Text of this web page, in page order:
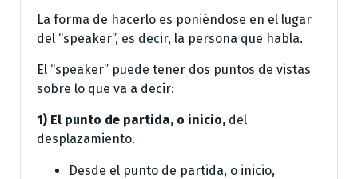
La forma de hacerlo es poniéndose en el lugar
del “speaker”, es decir, la persona que habla.
El “speaker” puede tener dos puntos de vistas
sobre lo que va a decir:
1) El punto de partida, o inicio, del
desplazamiento.
Desde el punto de partida, o inicio,